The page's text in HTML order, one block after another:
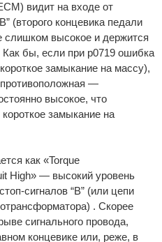
видит на входе от
(второго концевика педали
слишком высокое и держится
бы, если при p0719 ошибка
замыкание на массу),
противоположная —
высокое, что
замыкание на
как «Torque
High» — высокий уровень
сигналов “B” (или цепи
. Скорее
сигнального провода,
концевике или, реже, в